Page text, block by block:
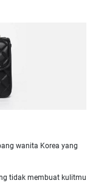
wanita Korea yang
tidak membuat kulitmu